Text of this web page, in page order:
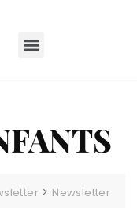
> Newsletter